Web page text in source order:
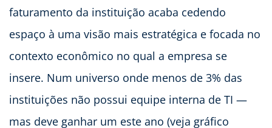
faturamento da instituição acaba cedendo
espaço à uma visão mais estratégica e focada no
contexto econômico no qual a empresa se
insere. Num universo onde menos de 3% das
instituições não possui equipe interna de TI —
mas deve ganhar um este ano (veja gráfico